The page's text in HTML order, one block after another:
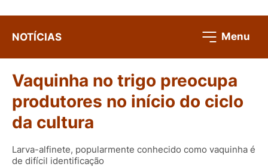
NOTÍCIAS Menu
Vaquinha no trigo preocupa
produtores no início do ciclo
da cultura
Larva-alfinete, popularmente conhecido como vaquinha é
de difícil identificação